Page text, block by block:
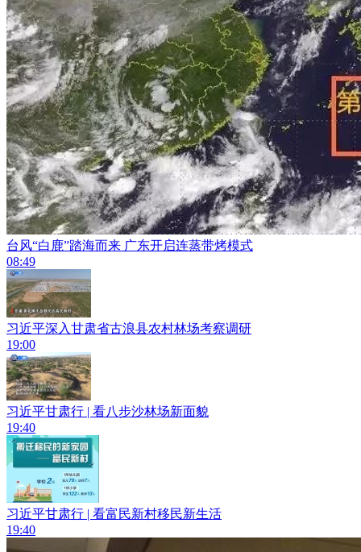
台风“白鹿”踏海而来 广东开启连蒸带烤模式
08:49
习近平深入甘肃省古浪县农村林场考察调研
19:00
习近平甘肃行 | 看八步沙林场新面貌
19:40
习近平甘肃行 | 看富民新村移民新生活
19:40